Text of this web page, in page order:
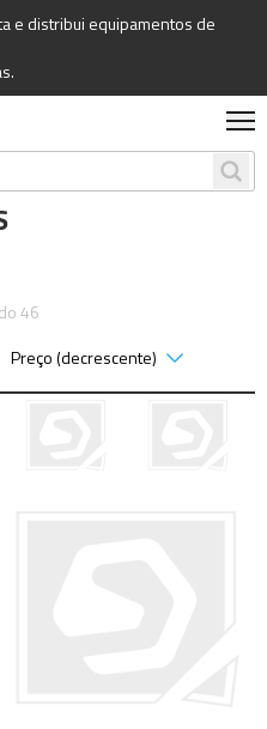
e distribui equipamentos de
46